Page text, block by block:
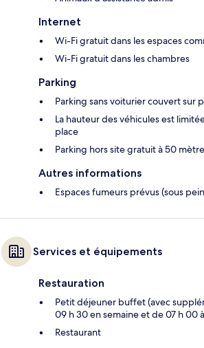
Internet
Wi-Fi gratuit dans les espaces
Wi-Fi gratuit dans les chambres
Parking
Parking sans voiturier couvert sur
La hauteur des véhicules est
place
Parking hors site gratuit à 50
Autres informations
Espaces fumeurs prévus (sous
Services et équipements
Restauration
Petit déjeuner buffet (avec
09 h 30 en semaine et de 07 h 00
Restaurant